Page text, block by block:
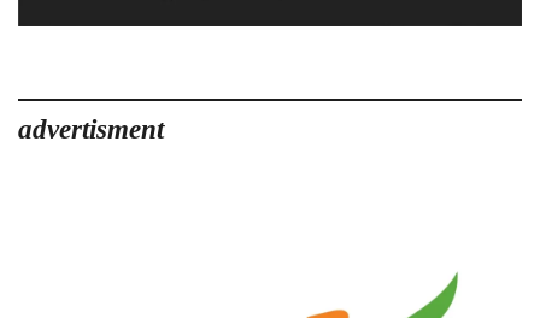
advertisment